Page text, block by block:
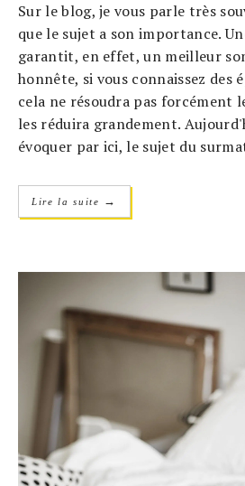
Sur le blog, je vous parle très
que le sujet a son importance.
garantit, en effet, un meilleur
honnête, si vous connaissez des
cela ne résoudra pas forcément
les réduira grandement.
évoquer par ici, le sujet du
Lire la suite →